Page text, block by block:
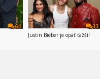
64
33
Justin Bieber je opäť ťažší!